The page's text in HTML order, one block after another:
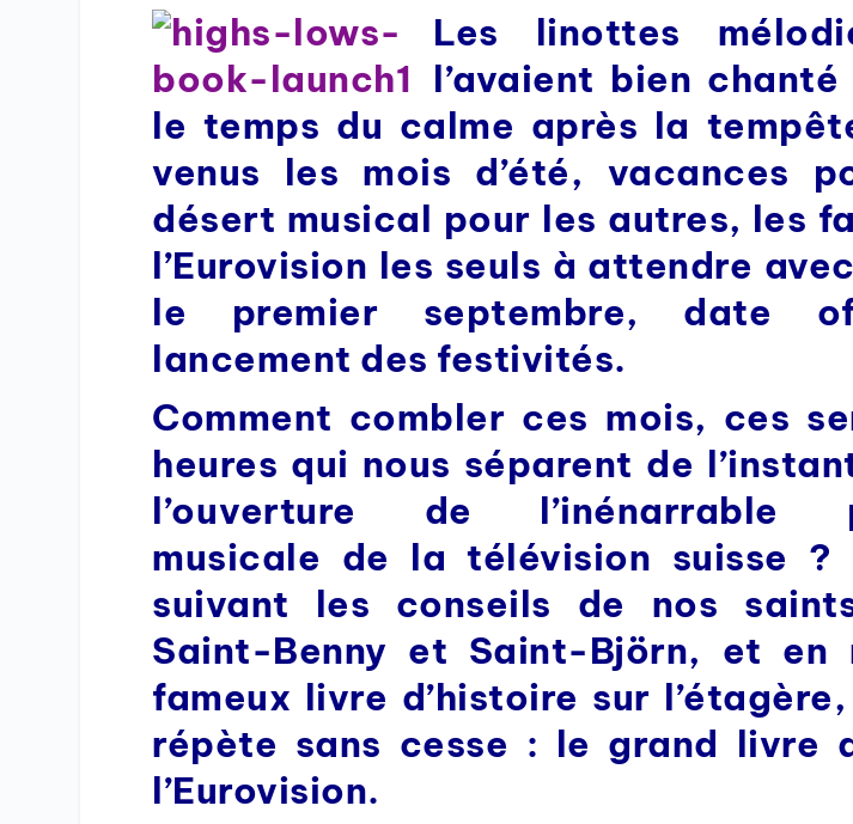
Les linottes
l’avaient bien
le temps du calme après la
venus les mois d’été, vacances
désert musical pour les autres, les
l’Eurovision les seuls à attendre
le premier septembre, date
lancement des festivités.
Comment combler ces mois, ces
heures qui nous séparent de
l’ouverture de l’inénarrable
musicale de la télévision suisse ?
suivant les conseils de nos
Saint-Benny et Saint-Björn, et en
fameux livre d’histoire sur
répète sans cesse : le grand livre
l’Eurovision.